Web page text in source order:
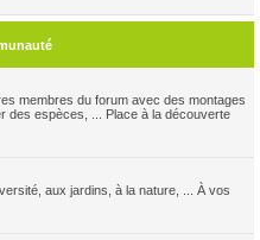
membres du forum avec des montages
des espèces, ... Place à la découverte
aux jardins, à la nature, ... À vos